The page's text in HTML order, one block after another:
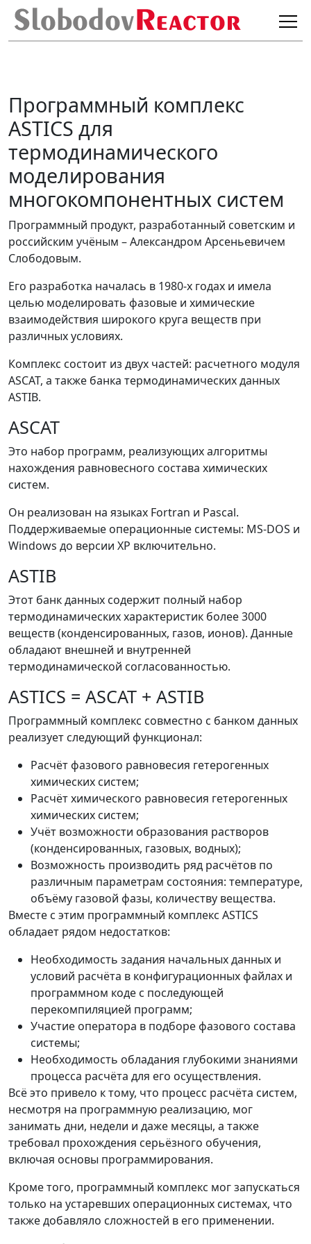
Программный комплекс
ASTICS для
термодинамического
моделирования
многокомпонентных систем
Программный продукт, разработанный советским и
российским учёным – Александром Арсеньевичем
Слободовым.
Его разработка началась в 1980-х годах и имела
целью моделировать фазовые и химические
взаимодействия широкого круга веществ при
различных условиях.
Комплекс состоит из двух частей: расчетного модуля
ASCAT, а также банка термодинамических данных
ASTIB.
ASCAT
Это набор программ, реализующих алгоритмы
нахождения равновесного состава химических
систем.
Он реализован на языках Fоrtran и Pascal.
Поддерживаемые операционные системы: MS-DOS и
Windows до версии XP включительно.
ASTIB
Этот банк данных содержит полный набор
термодинамических характеристик более 3000
веществ (конденсированных, газов, ионов). Данные
обладают внешней и внутренней
термодинамической согласованностью.
ASTICS = ASCAT + ASTIB
Программный комплекс совместно с банком данных
реализует следующий функционал:
Расчёт фазового равновесия гетерогенных
химических систем;
Расчёт химического равновесия гетерогенных
химических систем;
Учёт возможности образования растворов
(конденсированных, газовых, водных);
Возможность производить ряд расчётов по
различным параметрам состояния: температуре,
объёму газовой фазы, количеству вещества.
Вместе с этим программный комплекс ASTICS
обладает рядом недостатков:
Необходимость задания начальных данных и
условий расчёта в конфигурационных файлах и
программном коде с последующей
перекомпиляцией программ;
Участие оператора в подборе фазового состава
системы;
Необходимость обладания глубокими знаниями
процесса расчёта для его осуществления.
Всё это привело к тому, что процесс расчёта систем,
несмотря на программную реализацию, мог
занимать дни, недели и даже месяцы, а также
требовал прохождения серьёзного обучения,
включая основы программирования.
Кроме того, программный комплекс мог запускаться
только на устаревших операционных системах, что
также добавляло сложностей в его применении.